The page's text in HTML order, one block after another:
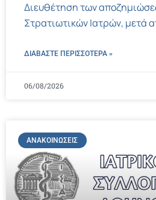
Διευθέτηση των
Στρατιωτικών Ιατρών, μετά
ΔΙΑΒΑΣΤΕ ΠΕΡΙΣΣΌΤΕΡΑ »
06/08/2026
ΑΝΑΚΟΙΝΏΣΕΙΣ